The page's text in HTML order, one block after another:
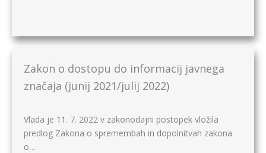
Zakon o dostopu do informacij javnega
značaja (junij 2021/julij 2022)
Vlada je 11. 7. 2022 v zakonodajni postopek vložila
predlog Zakona o spremembah in dopolnitvah zakona
o…